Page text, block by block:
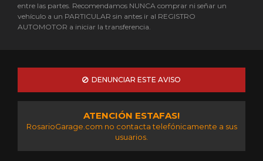
entre las partes. Recomendamos NUNCA comprar ni señar un
vehículo a un PARTICULAR sin antes ir al REGISTRO
AUTOMOTOR a iniciar la transferencia.
DENUNCIAR ESTE AVISO
ATENCIÓN ESTAFAS!
RosarioGarage.com no contacta telefónicamente a sus
usuarios.